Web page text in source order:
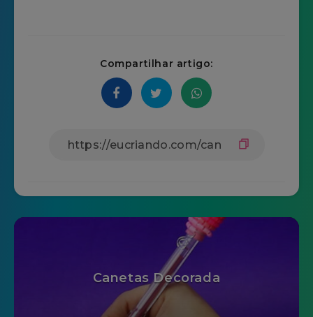
Compartilhar artigo:
Canetas Decorada